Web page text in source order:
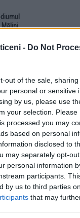
- Do Not
out of the sale,
personal or sensitive
by us, please use
your selection.
processed you may
based on personal
disclosed to
may separately opt-
personal information
participants.
by us to third parties
that may
Prisecariu
europene.
într-o
Medalie
este